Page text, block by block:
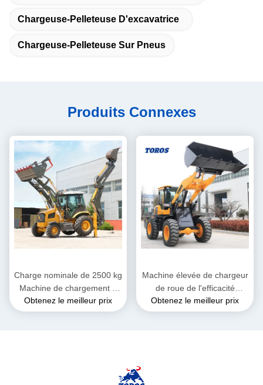
Chargeuse-Pelleteuse D'excavatrice
Chargeuse-Pelleteuse Sur Pneus
Produits Connexes
Charge nominale de 2500 kg
Machine de chargement à
remontage lourd pour la
construction
Obtenez le meilleur prix
Machine élevée de chargeur
de roue de l'efficacité
opérationnelle 3000Kg
garantie de 1 an
Obtenez le meilleur prix